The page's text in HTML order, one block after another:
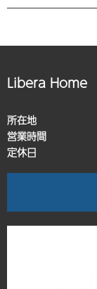
Libera Home
所在地
営業時間
定休日